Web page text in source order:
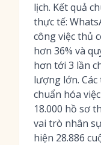
lịch. Kết quả
thực tế:
công việc thủ
hơn 36% và
hơn tới 3 lần
lượng lớn.
chuẩn hóa
18.000 hồ sơ
vai trò nhân
hiện 28.886